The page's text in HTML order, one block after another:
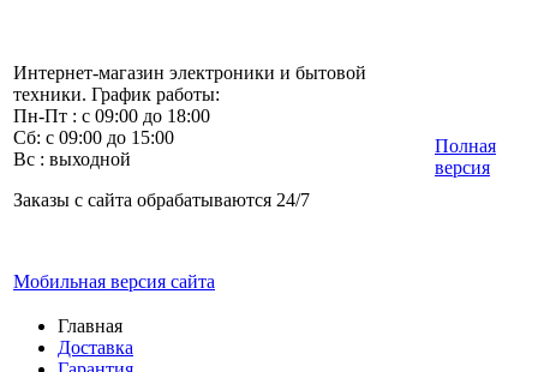
Интернет-магазин электроники и бытовой
техники. График работы:
Пн-Пт : с 09:00 до 18:00
Сб: с 09:00 до 15:00
Вс : выходной
Заказы с сайта обрабатываются 24/7
Мобильная версия сайта
Полная
версия
Главная
Доставка